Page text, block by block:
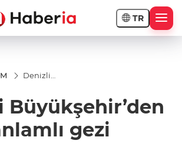
TR
Denizli
Büyükşehir’den
gezi